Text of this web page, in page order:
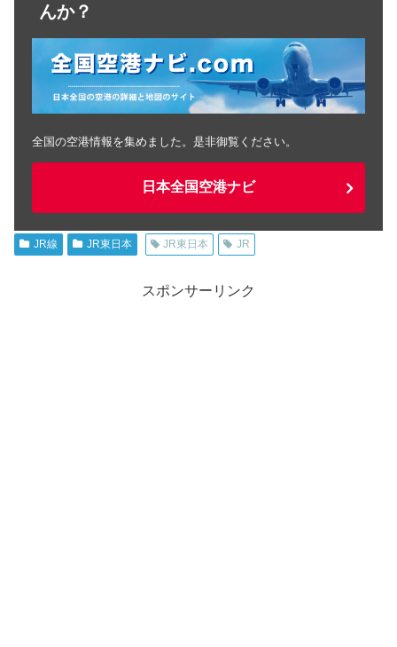
んか？
全国の空港情報を集めました。是非御覧ください。
日本全国空港ナビ
JR線 JR東日本 JR東日本 JR
スポンサーリンク